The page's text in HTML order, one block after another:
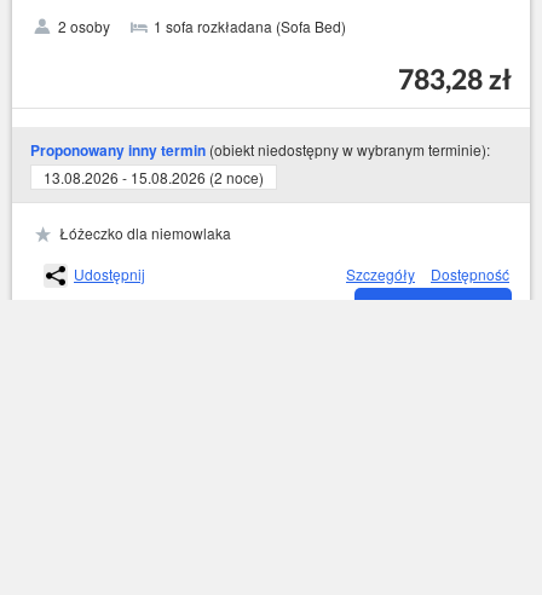
2 osoby 1 sofa rozkładana (Sofa Bed)
783,28 zł
Proponowany inny termin (obiekt niedostępny w wybranym terminie):
13.08.2026 - 15.08.2026 (2 noce)
Łóżeczko dla niemowlaka
Udostępnij
Szczegóły Dostępność